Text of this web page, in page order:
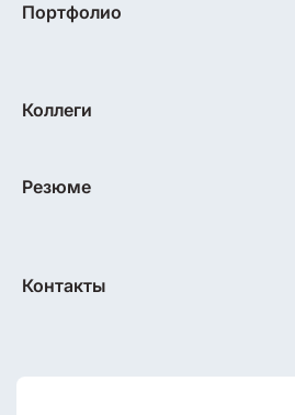
Портфолио
Коллеги
Резюме
Контакты